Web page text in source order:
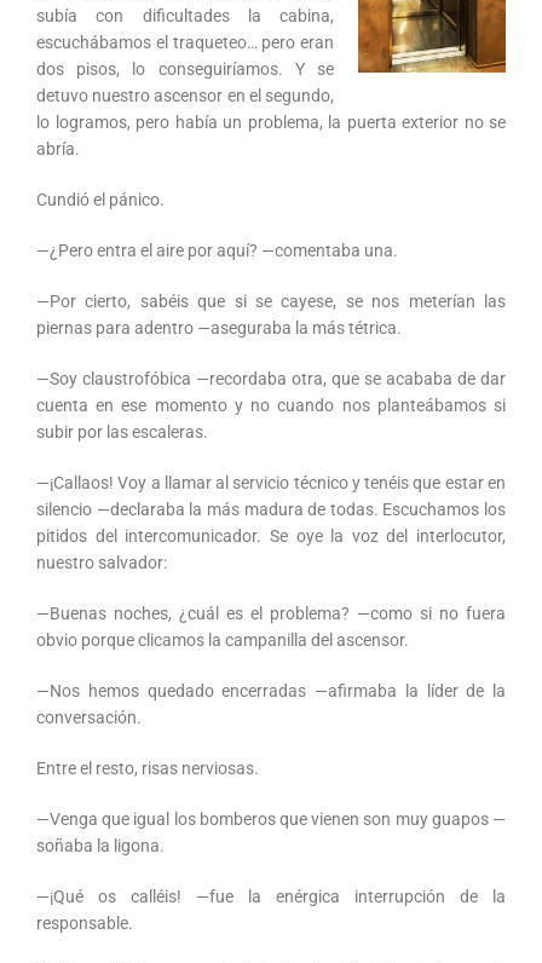
subía con dificultades la cabina,
escuchábamos el traqueteo… pero eran
dos pisos, lo conseguiríamos. Y se
detuvo nuestro ascensor en el segundo,
lo logramos, pero había un problema, la puerta exterior no se
abría.
Cundió el pánico.
—¿Pero entra el aire por aquí? —comentaba una.
—Por cierto, sabéis que si se cayese, se nos meterían las
piernas para adentro —aseguraba la más tétrica.
—Soy claustrofóbica —recordaba otra, que se acababa de dar
cuenta en ese momento y no cuando nos planteábamos si
subir por las escaleras.
—¡Callaos! Voy a llamar al servicio técnico y tenéis que estar en
silencio —declaraba la más madura de todas. Escuchamos los
pitidos del intercomunicador. Se oye la voz del interlocutor,
nuestro salvador:
—Buenas noches, ¿cuál es el problema? —como si no fuera
obvio porque clicamos la campanilla del ascensor.
—Nos hemos quedado encerradas —afirmaba la líder de la
conversación.
Entre el resto, risas nerviosas.
—Venga que igual los bomberos que vienen son muy guapos —
soñaba la ligona.
—¡Qué os calléis! —fue la enérgica interrupción de la
responsable.